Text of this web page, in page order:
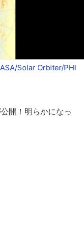
Solar Orbiter/PHI
開！明らかになっ